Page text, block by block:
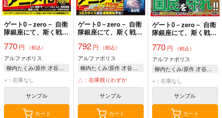
ゲート0－zero－ 自衛
隊銀座にて、斯く戦え
770 円 （税込）
アルファポリス
柳内たくみ/原作 才谷屋龍一/漫画 Daisuke Izuka/キャラクター原案
×：在庫なし
サンプル
カート
ゲート0－zero－ 自衛
隊銀座にて、斯く戦え
792 円 （税込）
アルファポリス
柳内たくみ/原作 才谷屋龍一/漫画 Daisuke Izuka/キャラクター原案
△：在庫残りわずか
サンプル
カート
ゲート0－zero－ 自衛
隊銀座にて、斯く戦え
770円 （税込）
アルファポリス
柳内たくみ/原作 才谷屋龍一/漫画 Daisuke Izuka/キャラクター原案
×：在庫なし
サンプル
カート